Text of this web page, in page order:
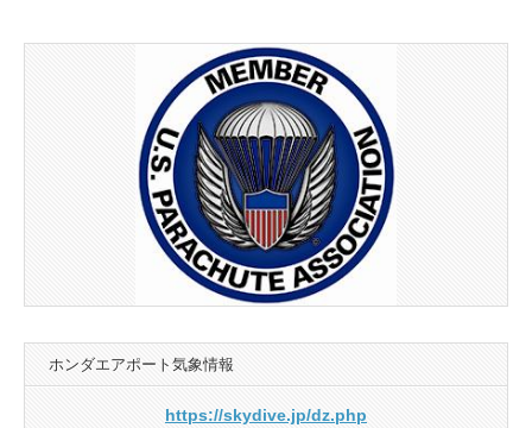
ホンダエアポート気象情報
https://skydive.jp/dz.php